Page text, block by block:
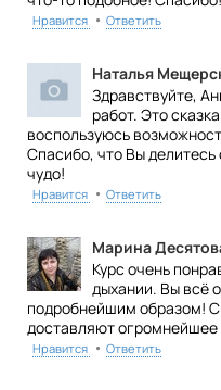
Нравится • Ответить
Наталья
Здравствуйте,
работ. Это
воспользуюсь
Спасибо, что Вы
чудо!
Нравится • Ответить
Марина
Курс очень
дыхании. Вы всё
подробнейшим образом!
доставляют огромнейшее
Нравится • Ответить